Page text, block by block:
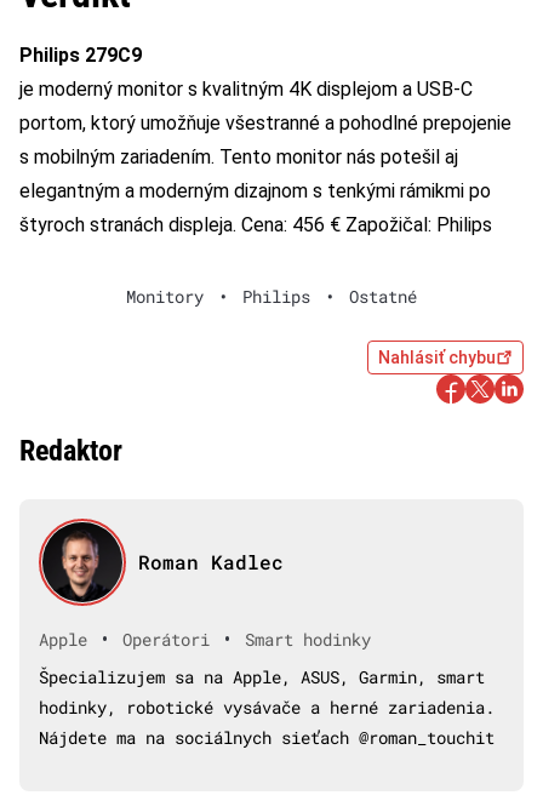
Philips 279C9
je moderný monitor s kvalitným 4K displejom a USB-C
portom, ktorý umožňuje všestranné a pohodlné prepojenie
s mobilným zariadením. Tento monitor nás potešil aj
elegantným a moderným dizajnom s tenkými rámikmi po
štyroch stranách displeja. Cena: 456 € Zapožičal: Philips
Monitory • Philips • Ostatné
Nahlásiť chybu
Redaktor
Roman Kadlec
Apple • Operátori •
Smart hodinky
Špecializujem sa na Apple, ASUS, Garmin, smart
hodinky, robotické vysávače a herné zariadenia.
Nájdete ma na sociálnych sieťach @roman_touchit